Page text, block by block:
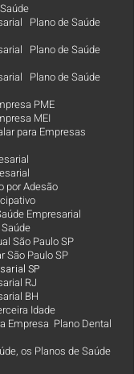
Plano de Saúde
Plano de Saúde
Plano de Saúde
PME
MEI
para Empresas
por Adesão
Empresarial
São Paulo SP
São Paulo SP
SP
RJ
BH
Idade
Empresa Plano Dental
, os Planos de Saúde